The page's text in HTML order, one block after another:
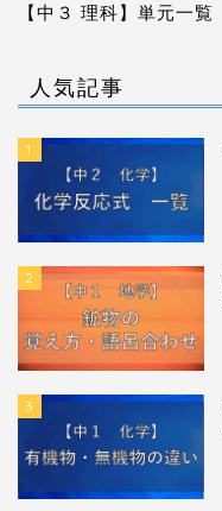
【中３ 理科】単元一覧
人気記事
1
2
3